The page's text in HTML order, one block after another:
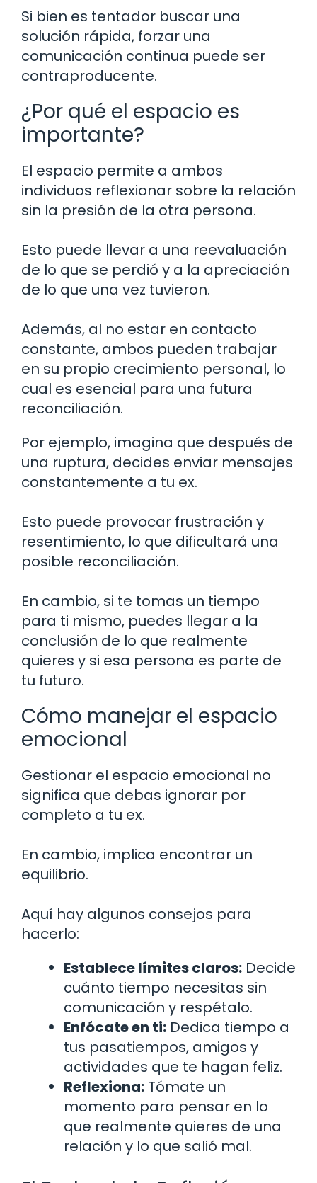
Si bien es tentador buscar una
solución rápida, forzar una
comunicación continua puede ser
contraproducente.
¿Por qué el espacio es
importante?
El espacio permite a ambos
individuos reflexionar sobre la relación
sin la presión de la otra persona.
Esto puede llevar a una reevaluación
de lo que se perdió y a la apreciación
de lo que una vez tuvieron.
Además, al no estar en contacto
constante, ambos pueden trabajar
en su propio crecimiento personal, lo
cual es esencial para una futura
reconciliación.
Por ejemplo, imagina que después de
una ruptura, decides enviar mensajes
constantemente a tu ex.
Esto puede provocar frustración y
resentimiento, lo que dificultará una
posible reconciliación.
En cambio, si te tomas un tiempo
para ti mismo, puedes llegar a la
conclusión de lo que realmente
quieres y si esa persona es parte de
tu futuro.
Cómo manejar el espacio
emocional
Gestionar el espacio emocional no
significa que debas ignorar por
completo a tu ex.
En cambio, implica encontrar un
equilibrio.
Aquí hay algunos consejos para
hacerlo:
Establece límites claros: Decide
cuánto tiempo necesitas sin
comunicación y respétalo.
Enfócate en ti: Dedica tiempo a
tus pasatiempos, amigos y
actividades que te hagan feliz.
Reflexiona: Tómate un
momento para pensar en lo
que realmente quieres de una
relación y lo que salió mal.